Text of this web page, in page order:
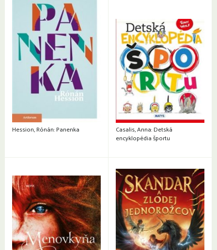
Hession, Rónán: Panenka
Casalis, Anna: Detská
encyklopédia športu